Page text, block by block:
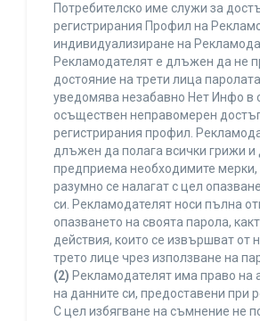
Потребителско име служи за
регистрирания Профил на
индивидуализиране на
Рекламодателят е длъжен да не
достояние на трети лица
уведомява незабавно Нет Инфо в
осъществен неправомерен
регистрирания профил.
длъжен да полага всички грижи и
предприема необходимите мерки,
разумно се налагат с цел
си. Рекламодателят носи пълна
опазването на своята парола,
действия, които се извършват от
трето лице чрез използване на
(2) Рекламодателят има право на
на данните си, предоставени при
С цел избягване на съмнение не